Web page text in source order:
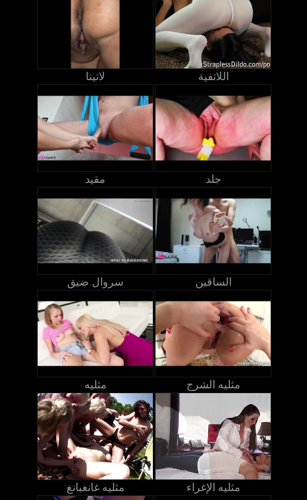
لاتينا اللاتفية
مقيد جلد
سروال ضيق الساقين
مثليه مثليه الشرج
مثليه غانغبانغ مثليه الإغراء